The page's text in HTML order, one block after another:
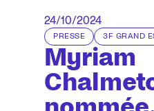
24/10/2024
PRESSE 3F GRAND
Myriam